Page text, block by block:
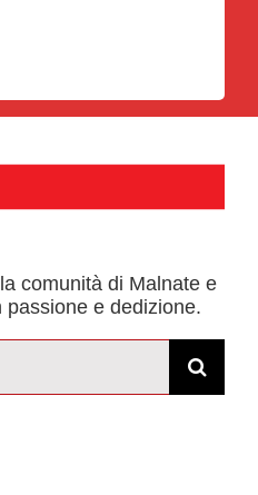
comunità di Malnate e
e dedizione.